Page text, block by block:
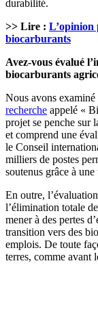
durabilité.
>> Lire : L’opinion
biocarburants
Avez-vous évalué
biocarburants
Nous avons
recherche appelé «
projet se penche sur
et comprend une
le Conseil
milliers de postes
soutenus grâce à
En outre,
l’élimination totale
mener à des pertes
transition vers des
emplois. De toute
terres, comme avant